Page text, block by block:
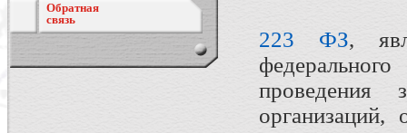
Обратная
связь
223 ФЗ,